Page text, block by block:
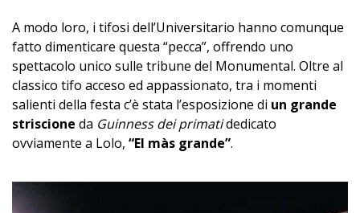
A modo loro, i tifosi dell’Universitario hanno comunque
fatto dimenticare questa “pecca”, offrendo uno
spettacolo unico sulle tribune del Monumental. Oltre al
classico tifo acceso ed appassionato, tra i momenti
salienti della festa c’è stata l’esposizione di un grande
striscione da Guinness dei primatidedicato
ovviamente a Lolo, “El màs grande”.